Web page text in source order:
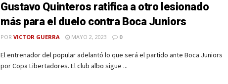
Gustavo Quinteros ratifica a otro lesionado
más para el duelo contra Boca Juniors
POR VICTOR GUERRA MAYO 2, 2023 0
El entrenador del popular adelantó lo que será el partido ante Boca Juniors
por Copa Libertadores. El club albo sigue ...